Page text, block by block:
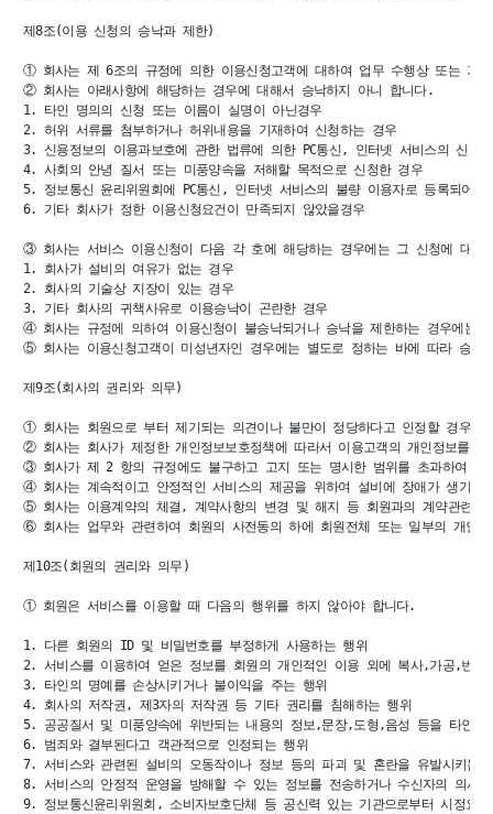
제8조(이용 신청의 승낙과 제한)
① 회사는 제 6조의 규정에 의한 이용신청고객에 대하여 업무 수행상 또는 기
② 회사는 아래사항에 해당하는 경우에 대해서 승낙하지 아니 합니다.
1. 타인 명의의 신청 또는 이름이 실명이 아닌경우
2. 허위 서류를 첨부하거나 허위내용을 기재하여 신청하는 경우
3. 신용정보의 이용과보호에 관한 법류에 의한 PC통신, 인터넷 서비스의 신용
4. 사회의 안녕 질서 또는 미풍양속을 저해할 목적으로 신청한 경우
5. 정보통신 윤리위원회에 PC통신, 인터넷 서비스의 불량 이용자로 등록되어
6. 기타 회사가 정한 이용신청요건이 만족되지 않았을경우
③ 회사는 서비스 이용신청이 다음 각 호에 해당하는 경우에는 그 신청에 대
1. 회사가 설비의 여유가 없는 경우
2. 회사의 기술상 지장이 있는 경우
3. 기타 회사의 귀책사유로 이용승낙이 곤란한 경우
④ 회사는 규정에 의하여 이용신청이 불승낙되거나 승낙을 제한하는 경우에는
⑤ 회사는 이용신청고객이 미성년자인 경우에는 별도로 정하는 바에 따라 승낙
제9조(회사의 권리와 의무)
① 회사는 회원으로 부터 제기되는 의견이나 불만이 정당하다고 인정할 경우
② 회사는 회사가 제정한 개인정보보호정책에 따라서 이용고객의 개인정보를
③ 회사가 제 2 항의 규정에도 불구하고 고지 또는 명시한 범위를 초과하여 이
④ 회사는 계속적이고 안정적인 서비스의 제공을 위하여 설비에 장애가 생기
⑤ 회사는 이용계약의 체결, 계약사항의 변경 및 해지 등 회원과의 계약관련
⑥ 회사는 업무와 관련하여 회원의 사전동의 하에 회원전체 또는 일부의 개인
제10조(회원의 권리와 의무)
① 회원은 서비스를 이용할 때 다음의 행위를 하지 않아야 합니다.
1. 다른 회원의 ID 및 비밀번호를 부정하게 사용하는 행위
2. 서비스를 이용하여 얻은 정보를 회원의 개인적인 이용 외에 복사,가공,번
3. 타인의 명예를 손상시키거나 불이익을 주는 행위
4. 회사의 저작권, 제3자의 저작권 등 기타 권리를 침해하는 행위
5. 공공질서 및 미풍양속에 위반되는 내용의 정보,문장,도형,음성 등을 타인에
6. 범죄와 결부된다고 객관적으로 인정되는 행위
7. 서비스와 관련된 설비의 오동작이나 정보 등의 파괴 및 혼란을 유발시키는
8. 서비스의 안정적 운영을 방해할 수 있는 정보를 전송하거나 수신자의 의사
9. 정보통신윤리위원회, 소비자보호단체 등 공신력 있는 기관으로부터 시정요